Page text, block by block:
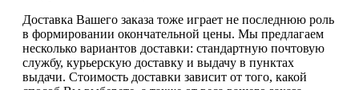
Доставка Вашего заказа тоже играет не последнюю роль
в формировании окончательной цены. Мы предлагаем
несколько вариантов доставки: стандартную почтовую
службу, курьерскую доставку и выдачу в пунктах
выдачи. Стоимость доставки зависит от того, какой